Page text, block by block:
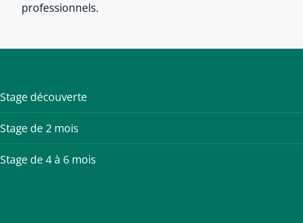
professionnels.
Stage découverte
Stage de 2 mois
Stage de 4 à 6 mois